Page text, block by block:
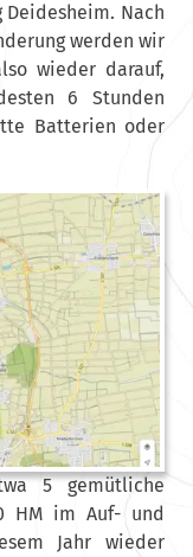
Nach
werden wir
wieder darauf,
6 Stunden
Batterien oder
5 gemütliche
HM im Auf- und
Jahr wieder